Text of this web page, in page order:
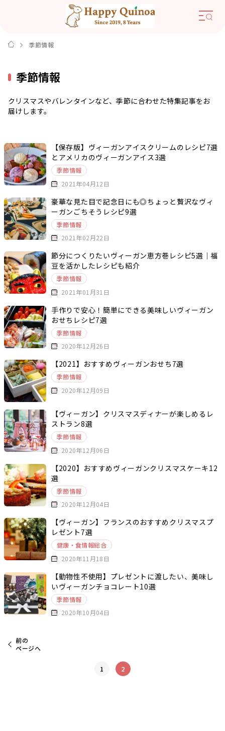
季節情報
季節情報
クリスマスやバレンタインなど、季節に合わせた特集記事をお
届けします。
【保存版】ヴィーガンアイスクリームのレシピ7選
とアメリカのヴィーガンアイス3選
季節情報
2021年04月12日
豪華な見た目で記念日にも◎ちょっと贅沢なヴィ
ーガンごちそうレシピ9選
季節情報
2021年02月22日
節分につくりたいヴィーガン恵方巻レシピ5選｜福
豆を活かしたレシピも紹介
季節情報
2021年01月31日
手作りで安心！簡単にできる美味しいヴィーガン
おせちレシピ7選
季節情報
2020年12月26日
【2021】おすすめヴィーガンおせち7選
季節情報
2020年12月09日
【ヴィーガン】クリスマスディナーが楽しめるレ
ストラン8選
季節情報
2020年12月06日
【2020】おすすめヴィーガンクリスマスケーキ12
選
季節情報
2020年12月04日
【ヴィーガン】フランスのおすすめクリスマスプ
レゼント7選
健康・食情報総合
2020年11月18日
【動物性不使用】プレゼントに渡したい、美味し
いヴィーガンチョコレート10選
季節情報
2020年10月04日
前の
ページへ
1 2